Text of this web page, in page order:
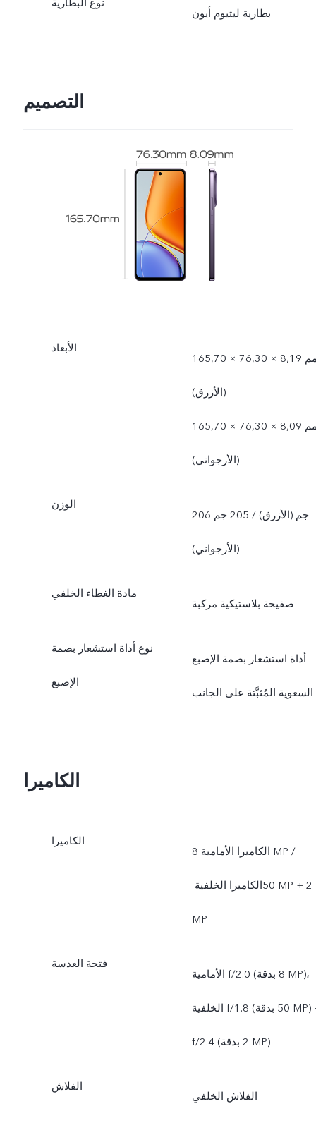
نوع البطارية
بطارية ليثيوم أيون
التصميم
الأبعاد
165,70 × 76,30 × 8,19 مم
(الأزرق)
165,70 × 76,30 × 8,09 مم
(الأرجواني)
الوزن
206 جم (الأزرق) / 205 جم
(الأرجواني)
مادة الغطاء الخلفي
صفيحة بلاستيكية مركبة
نوع أداة استشعار بصمة
الإصبع
أداة استشعار بصمة الإصبع
السعوية المُثبَّتة على الجانب
الكاميرا
الكاميرا
الكاميرا الأمامية 8‎ MP /
الكاميرا الخلفية ‏‎50 MP + ‏2‎
MP
فتحة العدسة
الأمامية f/2.0 (بدقة ‎8 MP)،
الخلفية f/1.8 (بدقة ‎50 MP) +
f/2.4 ‏(بدقة ‎2 MP)
الفلاش
الفلاش الخلفي